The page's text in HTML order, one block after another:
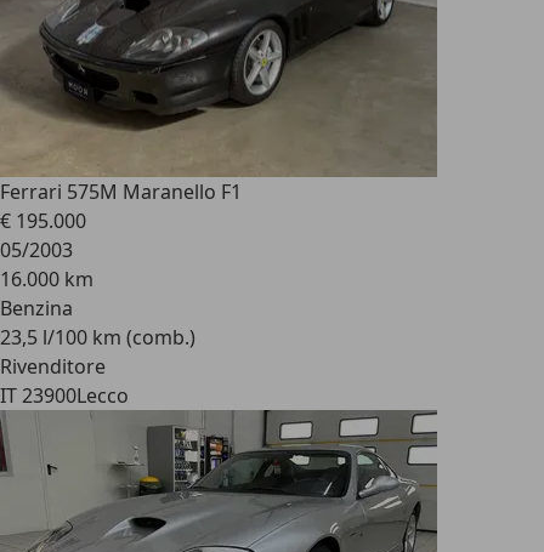
Ferrari 575M Maranello F1
€ 195.000
05/2003
16.000 km
Benzina
23,5 l/100 km (comb.)
Rivenditore
IT 23900Lecco